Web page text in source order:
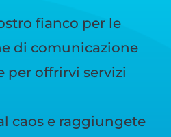
fianco per le
di comunicazione
per offrirvi servizi
caos e raggiungete